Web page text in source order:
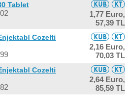
Tablet
1,77 Euro,
57,39 TL
Cozelti
2,16 Euro,
70,03 TL
Cozelti
2,64 Euro,
85,59 TL